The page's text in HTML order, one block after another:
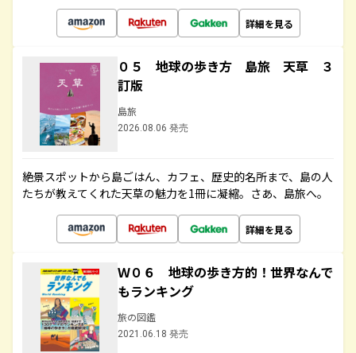
詳細を見る
０５ 地球の歩き方 島旅 天草 ３
訂版
島旅
2026.08.06 発売
絶景スポットから島ごはん、カフェ、歴史的名所まで、島の人
たちが教えてくれた天草の魅力を1冊に凝縮。さあ、島旅へ。
詳細を見る
Ｗ０６ 地球の歩き方的！世界なんで
もランキング
旅の図鑑
2021.06.18 発売